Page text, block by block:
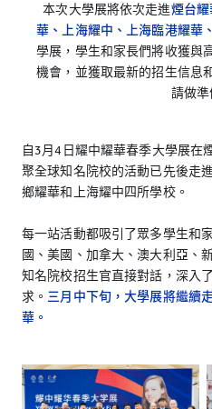
本次大學展將依次走進煙台
華、上海耀中、上海臨港耀華
學展，學生和家長們將收獲與
機會，並獲取最新的招生信息
請做準
自3月4日耀中耀華春季大學展在
聚全球知名院校的活動已先後走
鄉耀華和上海耀中四所學校。
每一站活動都吸引了眾多學生和
國、美國、加拿大、澳大利亞、
知名院校招生官直接對話，深入
求。 三月中下旬，大學展將繼續
華。